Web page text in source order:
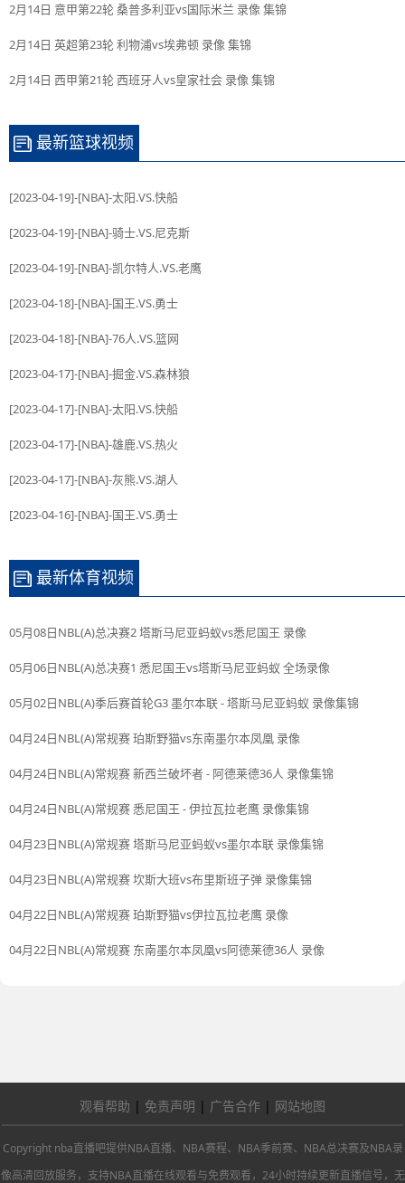
2月14日 意甲第22轮 桑普多利亚vs国际米兰 录像 集锦
2月14日 英超第23轮 利物浦vs埃弗顿 录像 集锦
2月14日 西甲第21轮 西班牙人vs皇家社会 录像 集锦
最新篮球视频
[2023-04-19]-[NBA]-太阳.VS.快船
[2023-04-19]-[NBA]-骑士.VS.尼克斯
[2023-04-19]-[NBA]-凯尔特人.VS.老鹰
[2023-04-18]-[NBA]-国王.VS.勇士
[2023-04-18]-[NBA]-76人.VS.篮网
[2023-04-17]-[NBA]-掘金.VS.森林狼
[2023-04-17]-[NBA]-太阳.VS.快船
[2023-04-17]-[NBA]-雄鹿.VS.热火
[2023-04-17]-[NBA]-灰熊.VS.湖人
[2023-04-16]-[NBA]-国王.VS.勇士
最新体育视频
05月08日NBL(A)总决赛2 塔斯马尼亚蚂蚁vs悉尼国王 录像
05月06日NBL(A)总决赛1 悉尼国王vs塔斯马尼亚蚂蚁 全场录像
05月02日NBL(A)季后赛首轮G3 墨尔本联 - 塔斯马尼亚蚂蚁 录像集锦
04月24日NBL(A)常规赛 珀斯野猫vs东南墨尔本凤凰 录像
04月24日NBL(A)常规赛 新西兰破坏者 - 阿德莱德36人 录像集锦
04月24日NBL(A)常规赛 悉尼国王 - 伊拉瓦拉老鹰 录像集锦
04月23日NBL(A)常规赛 塔斯马尼亚蚂蚁vs墨尔本联 录像集锦
04月23日NBL(A)常规赛 坎斯大班vs布里斯班子弹 录像集锦
04月22日NBL(A)常规赛 珀斯野猫vs伊拉瓦拉老鹰 录像
04月22日NBL(A)常规赛 东南墨尔本凤凰vs阿德莱德36人 录像
观看帮助 | 免责声明 | 广告合作 | 网站地图
Copyright nba直播吧提供NBA直播、NBA赛程、NBA季前赛、NBA总决赛及NBA录
像高清回放服务，支持NBA直播在线观看与免费观看，24小时持续更新直播信号，无